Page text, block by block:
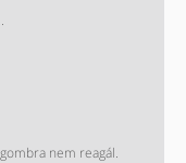
nem reagál.